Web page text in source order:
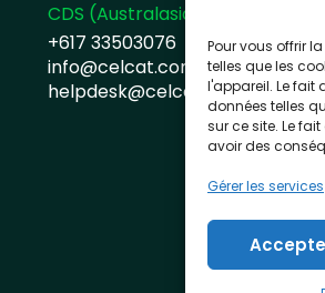
Pour vous offrir
telles que les
l'appareil. Le fait
données telles
sur ce site. Le
avoir des
Gérer les services
CDS (Australasia) Pty. Ltd
+617 33503076
info@celcat.com.au
helpdesk@celcat.com.au